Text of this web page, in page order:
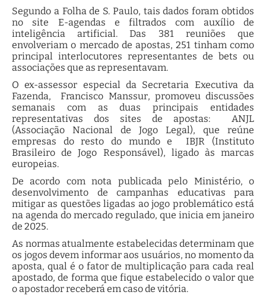
Segundo a Folha de S. Paulo, tais dados foram obtidos
no site E-agendas e filtrados com auxílio de
inteligência artificial. Das 381 reuniões que
envolveriam o mercado de apostas, 251 tinham como
principal interlocutores representantes de bets ou
associações que as representavam.
O ex-assessor especial da Secretaria Executiva da
Fazenda, Francisco Manssur, promoveu discussões
semanais com as duas principais entidades
representativas dos sites de apostas: ANJL
(Associação Nacional de Jogo Legal), que reúne
empresas do resto do mundo e IBJR (Instituto
Brasileiro de Jogo Responsável), ligado às marcas
europeias.
De acordo com nota publicada pelo Ministério, o
desenvolvimento de campanhas educativas para
mitigar as questões ligadas ao jogo problemático está
na agenda do mercado regulado, que inicia em janeiro
de 2025.
As normas atualmente estabelecidas determinam que
os jogos devem informar aos usuários, no momento da
aposta, qual é o fator de multiplicação para cada real
apostado, de forma que fique estabelecido o valor que
o apostador receberá em caso de vitória.